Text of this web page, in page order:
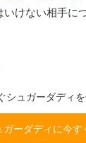
けない相手に
シュガーダディ
ガーダディに今